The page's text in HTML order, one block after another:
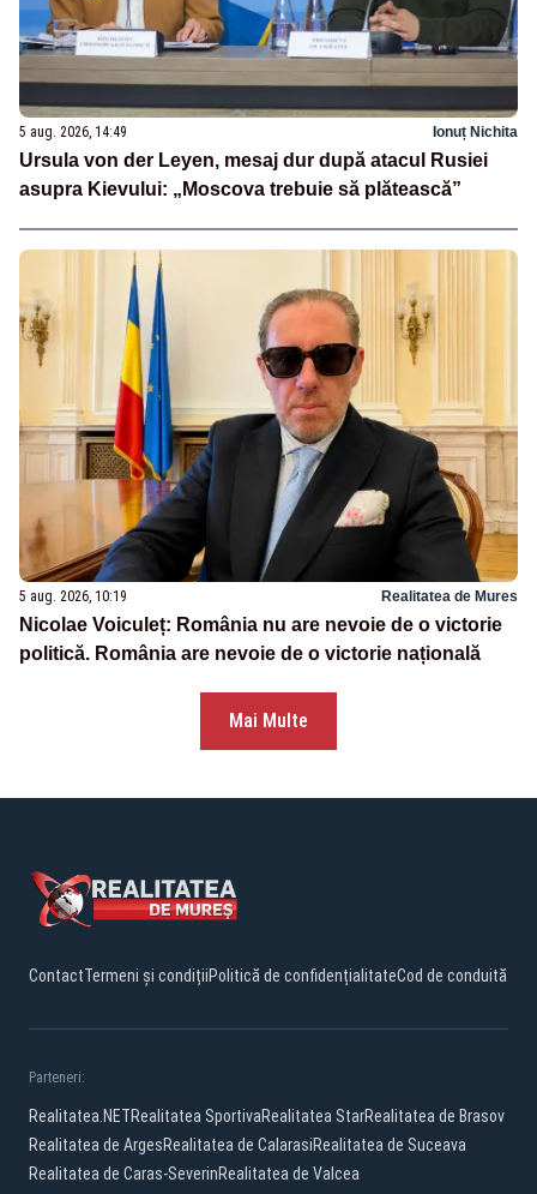
5 aug. 2026, 14:49 Ionuț Nichita
Ursula von der Leyen, mesaj dur după atacul Rusiei
asupra Kievului: „Moscova trebuie să plătească”
5 aug. 2026, 10:19 Realitatea de Mures
Nicolae Voiculeț: România nu are nevoie de o victorie
politică. România are nevoie de o victorie națională
Mai Multe
ContactTermeni și condițiiPolitică de confidențialitateCod de conduită
Parteneri:
Realitatea.NETRealitatea SportivaRealitatea StarRealitatea de Brasov
Realitatea de ArgesRealitatea de CalarasiRealitatea de Suceava
Realitatea de Caras-SeverinRealitatea de Valcea